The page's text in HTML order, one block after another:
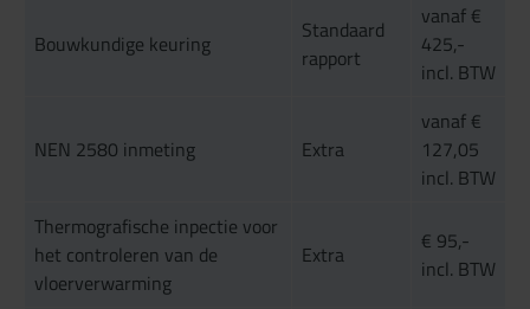
Bouwkundige keuring
Standaard
rapport
vanaf €
425,-
incl. BTW
NEN 2580 inmeting Extra
vanaf €
127,05
incl. BTW
Thermografische inpectie voor
het controleren van de
vloerverwarming
Extra
€ 95,-
incl. BTW